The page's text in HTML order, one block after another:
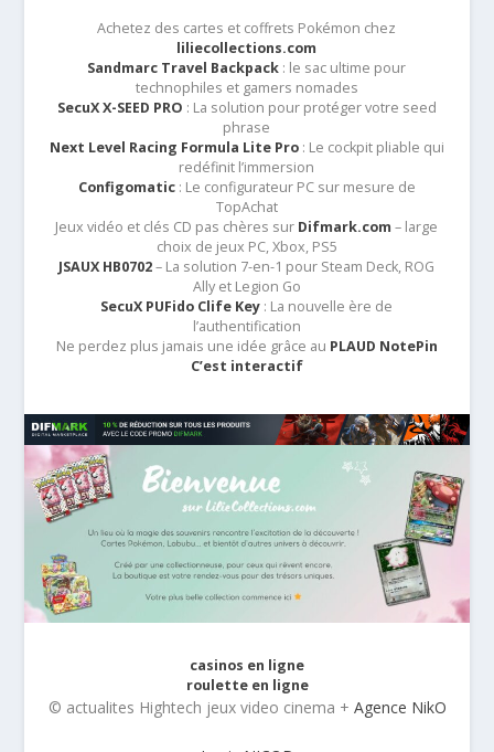
Achetez des cartes et coffrets Pokémon chez
liliecollections.com
Sandmarc Travel Backpack : le sac ultime pour
technophiles et gamers nomades
SecuX X-SEED PRO : La solution pour protéger votre seed
phrase
Next Level Racing Formula Lite Pro: Le cockpit pliable qui
redéfinit l’immersion
Configomatic: Le configurateur PC sur mesure de
TopAchat
Jeux vidéo et clés CD pas chères sur Difmark.com – large
choix de jeux PC, Xbox, PS5
JSAUX HB0702– La solution 7-en-1 pour Steam Deck, ROG
Ally et Legion Go
SecuX PUFido Clife Key : La nouvelle ère de
l’authentification
Ne perdez plus jamais une idée grâce au PLAUD NotePin
C’est interactif
casinos en ligne
roulette en ligne
© actualites Hightech jeux video cinema + Agence NikO